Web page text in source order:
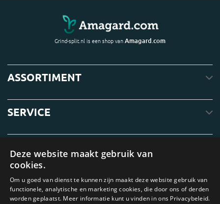
Grind-split.nl is een shop vanAmagard.com
ASSORTIMENT
SERVICE
Deze website maakt gebruik van
cookies.
Om u goed van dienst te kunnen zijn maakt deze website gebruik van
functionele, analytische en marketing cookies, die door ons of derden
worden geplaatst. Meer informatie kunt u vinden in ons Privacybeleid.